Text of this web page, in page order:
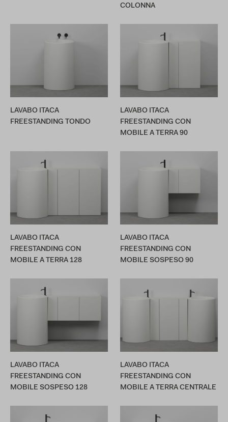
COLONNA
LAVABO ITACA
FREESTANDING TONDO
LAVABO ITACA
FREESTANDING CON
MOBILE A TERRA 90
LAVABO ITACA
FREESTANDING CON
MOBILE A TERRA 128
LAVABO ITACA
FREESTANDING CON
MOBILE SOSPESO 90
LAVABO ITACA
FREESTANDING CON
MOBILE SOSPESO 128
LAVABO ITACA
FREESTANDING CON
MOBILE A TERRA CENTRALE